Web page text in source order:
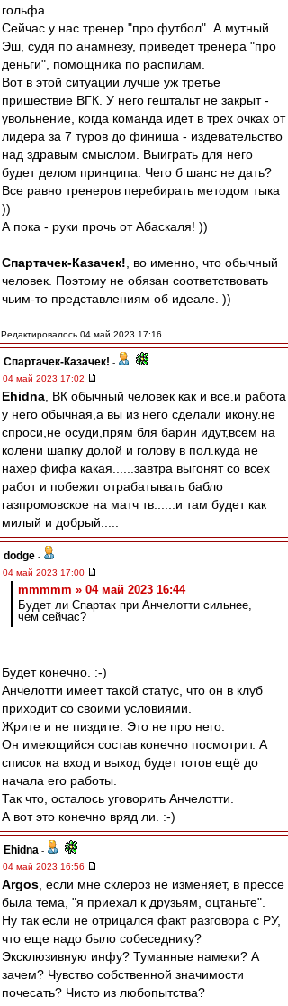
гольфа.
Сейчас у нас тренер "про футбол". А мутный
Эш, судя по анамнезу, приведет тренера "про
деньги", помощника по распилам.
Вот в этой ситуации лучше уж третье
пришествие ВГК. У него гештальт не закрыт -
увольнение, когда команда идет в трех очках от
лидера за 7 туров до финиша - издевательство
над здравым смыслом. Выиграть для него
будет делом принципа. Чего б шанс не дать?
Все равно тренеров перебирать методом тыка
))
А пока - руки прочь от Абаскаля! ))
Спартачек-Казачек! , во именно, что обычный
человек. Поэтому не обязан соответствовать
чьим-то представлениям об идеале. ))
Редактировалось 04 май 2023 17:16
Спартачек-Казачек! -
04 май 2023 17:02
Ehidna , ВК обычный человек как и все.и работа
у него обычная,а вы из него сделали икону.не
спроси,не осуди,прям бля барин идут,всем на
колени шапку долой и голову в пол.куда не
нахер фифа какая......завтра выгонят со всех
работ и побежит отрабатывать бабло
газпромовское на матч тв......и там будет как
милый и добрый.....
dodge -
04 май 2023 17:00
mmmmm » 04 май 2023 16:44
Будет ли Спартак при Анчелотти сильнее,
чем сейчас?
Будет конечно. :-)
Анчелотти имеет такой статус, что он в клуб
приходит со своими условиями.
Жрите и не пиздите. Это не про него.
Он имеющийся состав конечно посмотрит. А
список на вход и выход будет готов ещё до
начала его работы.
Так что, осталось уговорить Анчелотти.
А вот это конечно вряд ли. :-)
Ehidna -
04 май 2023 16:56
Argos , если мне склероз не изменяет, в прессе
была тема, "я приехал к друзьям, оцтаньте".
Ну так если не отрицался факт разговора с РУ,
что еще надо было собеседнику?
Эксклюзивную инфу? Туманные намеки? А
зачем? Чувство собственной значимости
почесать? Чисто из любопытства?